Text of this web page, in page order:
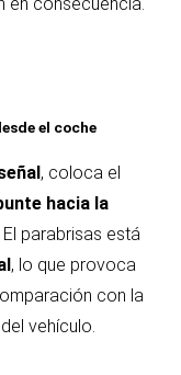
el coche
, coloca el
hacia la
El parabrisas está
, lo que provoca
con la
vehículo.